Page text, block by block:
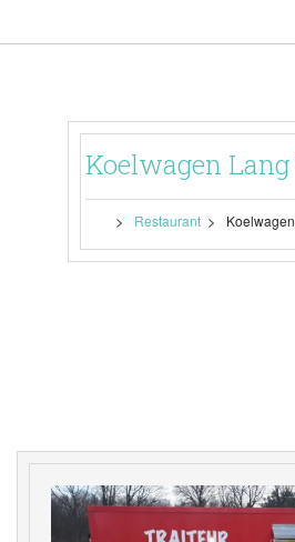
Koelwagen
> Restaurant >